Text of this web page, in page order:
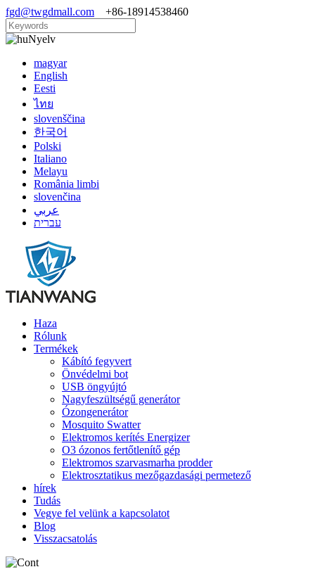
fgd@twgdmall.com +86-18914538460
Nyelv
magyar
English
Eesti
ไทย
slovenščina
한국어
Polski
Italiano
Melayu
România limbi
slovenčina
عربي
עברית
Haza
Rólunk
Termékek
Kábító fegyvert
Önvédelmi bot
USB öngyújtó
Nagyfeszültségű generátor
Ózongenerátor
Mosquito Swatter
Elektromos kerítés Energizer
O3 ózonos fertőtlenítő gép
Elektromos szarvasmarha prodder
Elektrosztatikus mezőgazdasági permetező
hírek
Tudás
Vegye fel velünk a kapcsolatot
Blog
Visszacsatolás